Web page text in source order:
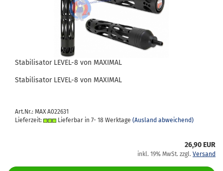
Sta­bi­li­sa­tor LEVEL-​​8 von MA­XI­MAL
Sta­bi­li­sa­tor LEVEL-​8 von MA­XI­MAL
Art.Nr.: MAX A022631
Lieferzeit:
Lieferbar in 7- 18 Werktage (Ausland abweichend)
26,90 EUR
inkl. 19% MwSt. zzgl. Versand